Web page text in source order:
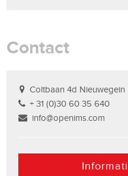
Contact
Coltbaan 4d Nieuwegein
+ 31 (0)30 60 35 640
info@openims.com